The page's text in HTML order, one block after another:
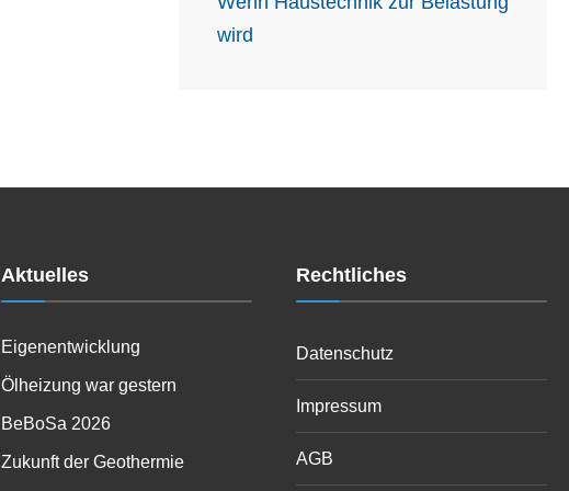
wird
Aktuelles
Eigenentwicklung
Ölheizung war gestern
BeBoSa 2026
Zukunft der Geothermie
Rechtliches
Datenschutz
Impressum
AGB